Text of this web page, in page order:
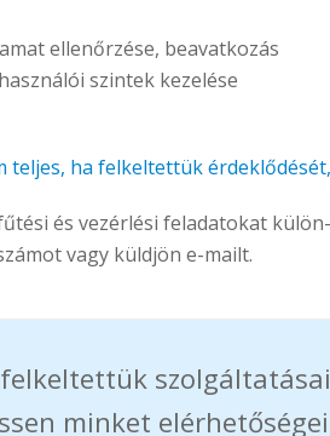
ellenőrzése, beavatkozás
szintek kezelése
teljes, ha felkeltettük
és vezérlési feladatokat
vagy küldjön e-mailt.
minket